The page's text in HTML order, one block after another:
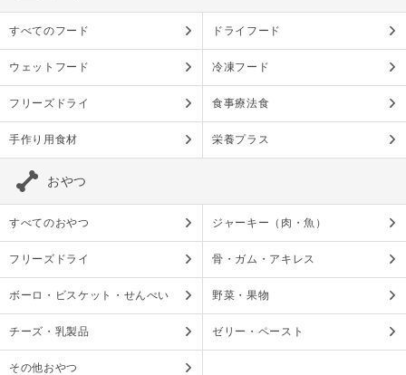
すべてのフード ドライフード
ウェットフード 冷凍フード
フリーズドライ 食事療法食
手作り用食材 栄養プラス
おやつ
すべてのおやつ ジャーキー（肉・魚）
フリーズドライ 骨・ガム・アキレス
ボーロ・ビスケット・せんべい 野菜・果物
チーズ・乳製品 ゼリー・ペースト
その他おやつ